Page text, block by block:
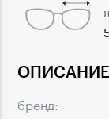
бренд: